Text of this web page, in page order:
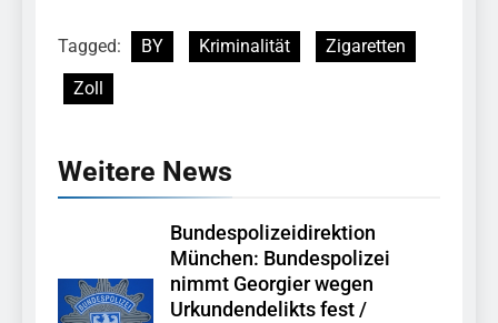
Tagged: BY Kriminalität
Zigaretten
Zoll
Weitere News
Bundespolizeidirektion
München: Bundespolizei
nimmt Georgier wegen
Urkundendelikts fest /